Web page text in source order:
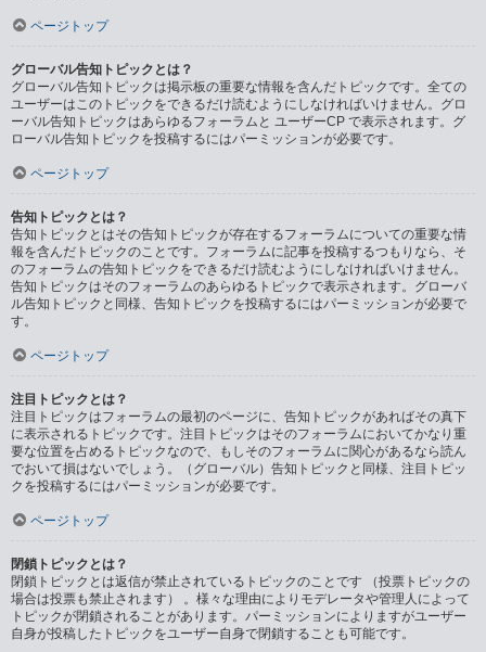
ページトップ
グローバル告知トピックとは？
グローバル告知トピックは掲示板の重要な情報を含んだトピックです。全ての
ユーザーはこのトピックをできるだけ読むようにしなければいけません。グロ
ーバル告知トピックはあらゆるフォーラムと ユーザーCP で表示されます。グ
ローバル告知トピックを投稿するにはパーミッションが必要です。
ページトップ
告知トピックとは？
告知トピックとはその告知トピックが存在するフォーラムについての重要な情
報を含んだトピックのことです。フォーラムに記事を投稿するつもりなら、そ
のフォーラムの告知トピックをできるだけ読むようにしなければいけません。
告知トピックはそのフォーラムのあらゆるトピックで表示されます。グローバ
ル告知トピックと同様、告知トピックを投稿するにはパーミッションが必要で
す。
ページトップ
注目トピックとは？
注目トピックはフォーラムの最初のページに、告知トピックがあればその真下
に表示されるトピックです。注目トピックはそのフォーラムにおいてかなり重
要な位置を占めるトピックなので、もしそのフォーラムに関心があるなら読ん
でおいて損はないでしょう。（グローバル）告知トピックと同様、注目トピッ
クを投稿するにはパーミッションが必要です。
ページトップ
閉鎖トピックとは？
閉鎖トピックとは返信が禁止されているトピックのことです （投票トピックの
場合は投票も禁止されます） 。様々な理由によりモデレータや管理人によって
トピックが閉鎖されることがあります。パーミッションによりますがユーザー
自身が投稿したトピックをユーザー自身で閉鎖することも可能です。